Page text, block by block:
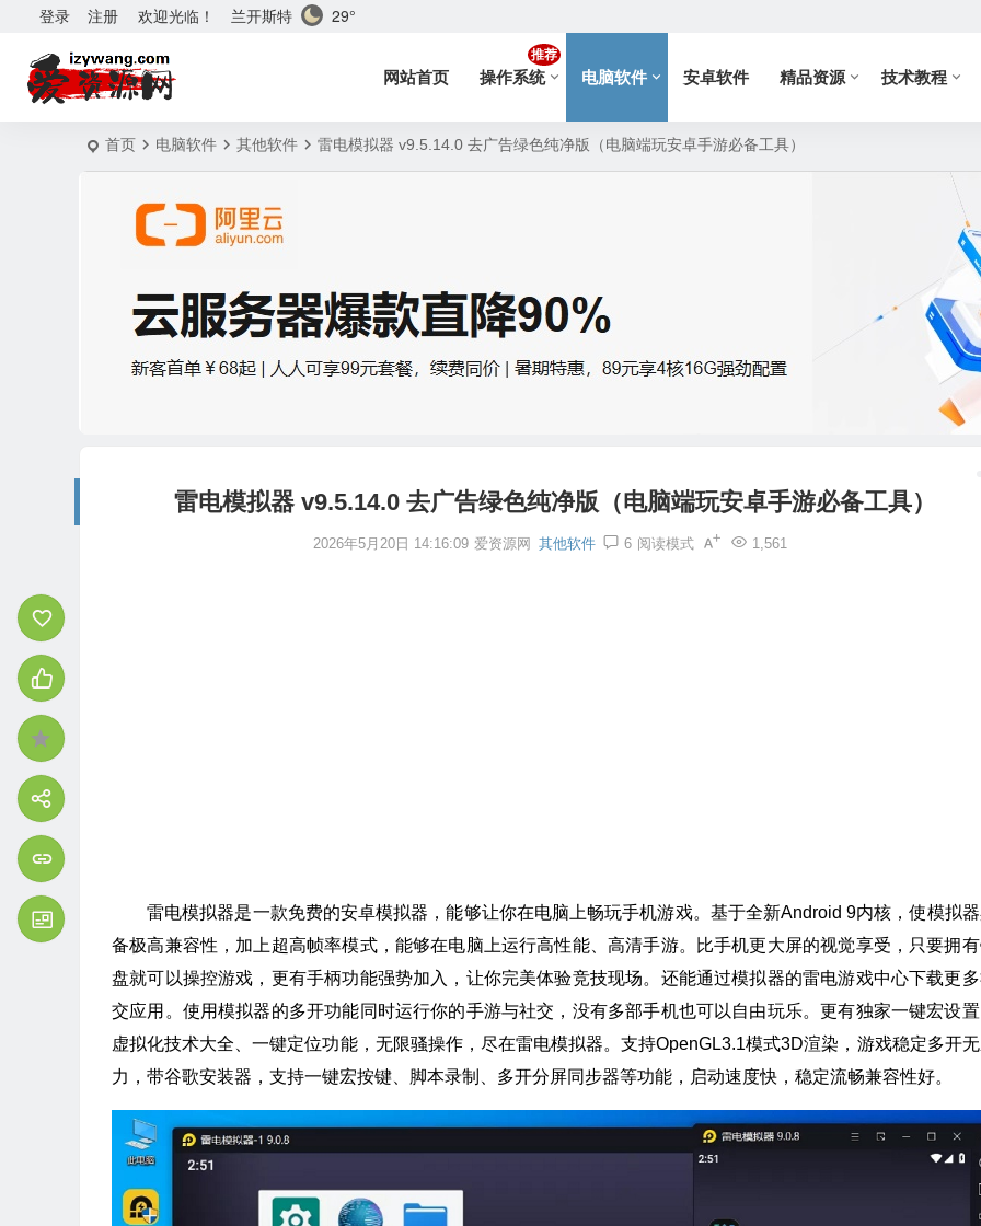
欢迎光临！
登录 注册 兰开斯特 29°
网站首页 操作系统
推荐
电脑软件 安卓软件 精品资源 技术教程
首页 电脑软件 其他软件 雷电模拟器 v9.5.14.0 去广告绿色纯净版（电脑端玩安卓手游必备工具）
雷电模拟器 v9.5.14.0 去广告绿色纯净版（电脑端玩安卓手游必备工具）
2026年5月20日 14:16:09 爱资源网 其他软件 6 1,561
阅读模式
雷电模拟器是一款免费的安卓模拟器，能够让你在电脑上畅玩手机游戏。基于全新Android 9内核，使模拟
备极高兼容性，加上超高帧率模式，能够在电脑上运行高性能、高清手游。比手机更大屏的视觉享受，只要拥
盘就可以操控游戏，更有手柄功能强势加入，让你完美体验竞技现场。还能通过模拟器的雷电游戏中心下载更
交应用。使用模拟器的多开功能同时运行你的手游与社交，没有多部手机也可以自由玩乐。更有独家一键宏设
虚拟化技术大全、一键定位功能，无限骚操作，尽在雷电模拟器。支持OpenGL3.1模式3D渲染，游戏稳定多开
力，带谷歌安装器，支持一键宏按键、脚本录制、多开分屏同步器等功能，启动速度快，稳定流畅兼容性好。